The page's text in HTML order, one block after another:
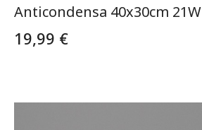
Anticondensa 40x30cm 21W
19,99 €